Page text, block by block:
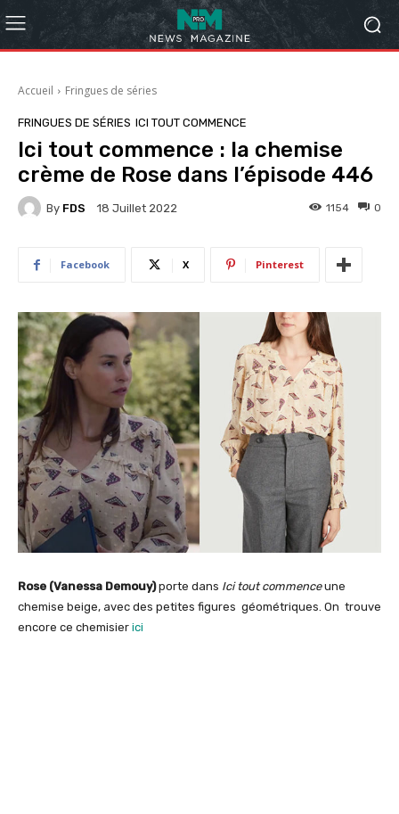
Accueil Fringues de séries
FRINGUES DE SÉRIES ICI TOUT COMMENCE
Ici tout commence : la chemise
crème de Rose dans l’épisode 446
By FDS 18 Juillet 2022 0
1154
Facebook X Pinterest
Rose (Vanessa Demouy)porte dans Ici tout commenceune
chemise beige, avec des petites figures géométriques. On trouve
encore ce chemisier ici